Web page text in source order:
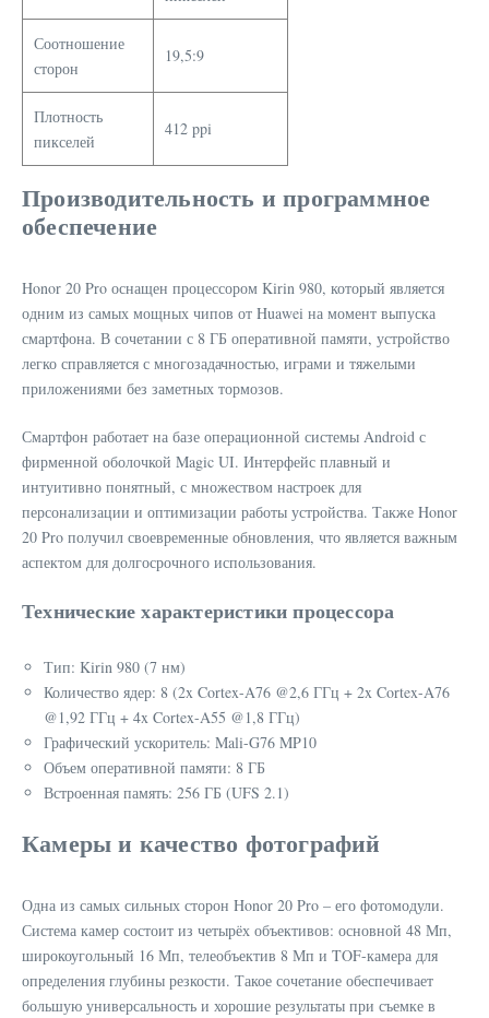
Соотношение
сторон
19,5:9
Плотность
пикселей
412 ppi
Производительность и программное
обеспечение
Honor 20 Pro оснащен процессором Kirin 980, который является
одним из самых мощных чипов от Huawei на момент выпуска
смартфона. В сочетании с 8 ГБ оперативной памяти, устройство
легко справляется с многозадачностью, играми и тяжелыми
приложениями без заметных тормозов.
Смартфон работает на базе операционной системы Android с
фирменной оболочкой Magic UI. Интерфейс плавный и
интуитивно понятный, с множеством настроек для
персонализации и оптимизации работы устройства. Также Honor
20 Pro получил своевременные обновления, что является важным
аспектом для долгосрочного использования.
Технические характеристики процессора
Тип: Kirin 980 (7 нм)
Количество ядер: 8 (2x Cortex-A76 @2,6 ГГц + 2x Cortex-A76
@1,92 ГГц + 4x Cortex-A55 @1,8 ГГц)
Графический ускоритель: Mali-G76 MP10
Объем оперативной памяти: 8 ГБ
Встроенная память: 256 ГБ (UFS 2.1)
Камеры и качество фотографий
Одна из самых сильных сторон Honor 20 Pro – его фотомодули.
Система камер состоит из четырёх объективов: основной 48 Мп,
широкоугольный 16 Мп, телеобъектив 8 Мп и TOF-камера для
определения глубины резкости. Такое сочетание обеспечивает
большую универсальность и хорошие результаты при съемке в